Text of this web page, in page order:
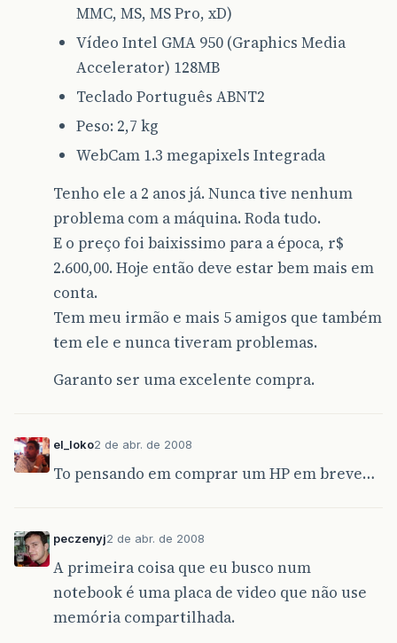
MMC, MS, MS Pro, xD)
Vídeo Intel GMA 950 (Graphics Media
Accelerator) 128MB
Teclado Português ABNT2
Peso: 2,7 kg
WebCam 1.3 megapixels Integrada
Tenho ele a 2 anos já. Nunca tive nenhum
problema com a máquina. Roda tudo.
E o preço foi baixissimo para a época, r$
2.600,00. Hoje então deve estar bem mais em
conta.
Tem meu irmão e mais 5 amigos que também
tem ele e nunca tiveram problemas.
Garanto ser uma excelente compra.
el_loko2 de abr. de 2008
To pensando em comprar um HP em breve…
peczenyj2 de abr. de 2008
A primeira coisa que eu busco num
notebook é uma placa de video que não use
memória compartilhada.